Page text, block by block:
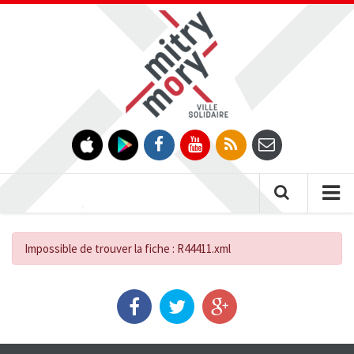
Gestion des traceurs
Impossible de trouver la fiche : R44411.xml